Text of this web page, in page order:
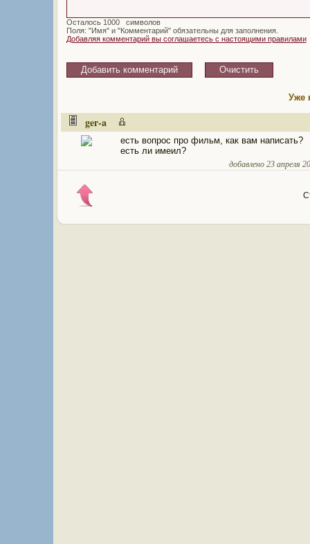
Осталось
символов
Поля: "Имя" и "Комментарий" обязательны для заполнения.
Добавляя комментарий вы соглашаетесь с настоящими правилами
Уже
ger-a
есть вопрос про фильм, как вам написать?
есть ли имеил?
добавлено 23 апреля